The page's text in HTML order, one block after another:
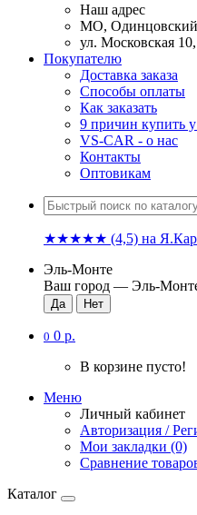
Наш адрес
МО, Одинцовский
ул. Московская
Покупателю
Доставка заказа
Способы оплаты
Как заказать
9 причин купить
VS-CAR - о нас
Контакты
Оптовикам
★★★★★ (4,5) на
Эль-Монте
Ваш город — Эль-
0 0 р.
В корзине пусто!
Меню
Личный кабинет
Авторизация /
Мои закладки (0)
Сравнение
Каталог